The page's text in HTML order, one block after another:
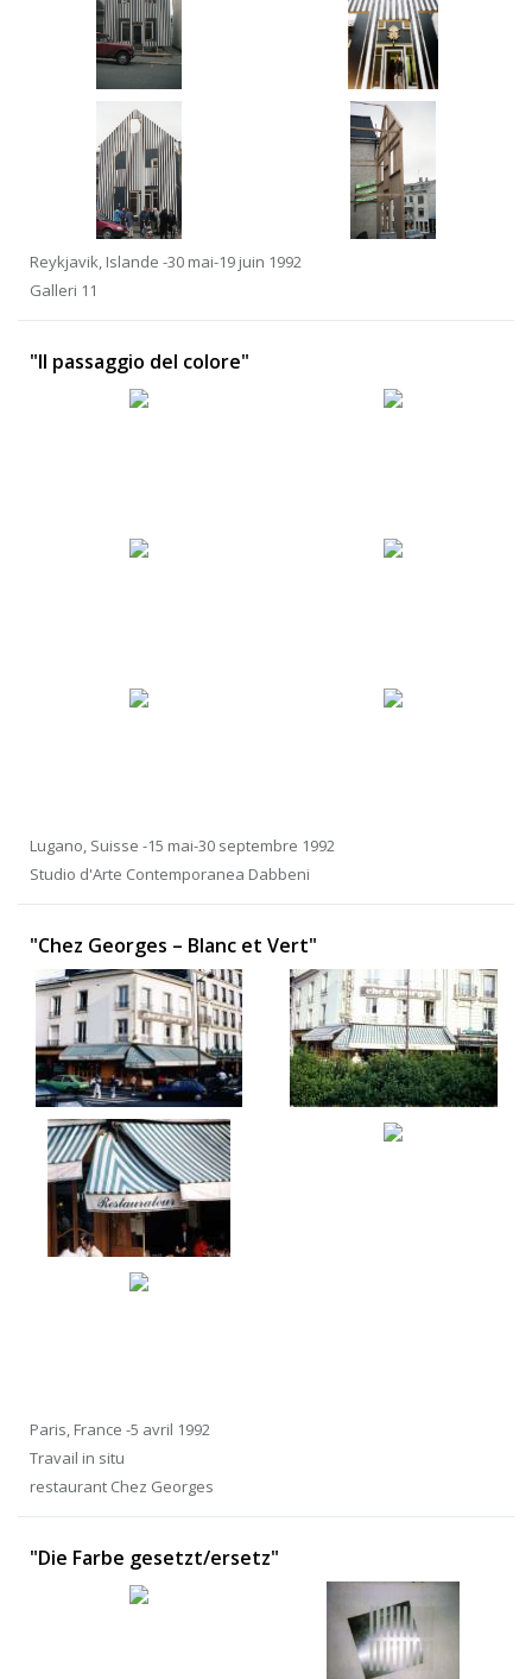
Reykjavik, Islande -30 mai-19 juin 1992
Galleri 11
"Il passaggio del colore"
Lugano, Suisse -15 mai-30 septembre 1992
Studio d'Arte Contemporanea Dabbeni
"Chez Georges – Blanc et Vert"
Paris, France -5 avril 1992
Travail in situ
restaurant Chez Georges
"Die Farbe gesetzt/ersetz"